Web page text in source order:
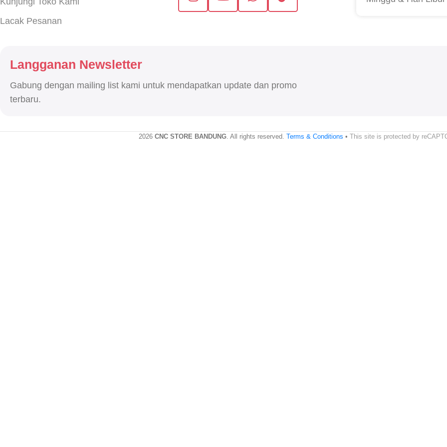
Lacak Pesanan
Langganan Newsletter
Gabung dengan mailing list kami untuk mendapatkan update dan promo
terbaru.
2026 CNC STORE BANDUNG. All rights reserved. Terms & Conditions • This site is protected by